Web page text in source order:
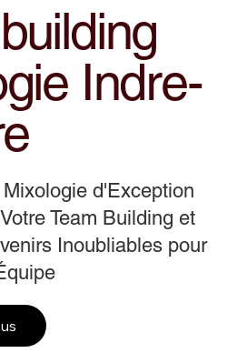
Indre-
d'Exception
Team Building et
Inoubliables pour